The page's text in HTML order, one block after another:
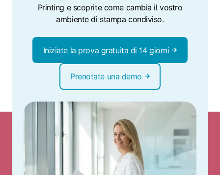
Printing e scoprite come cambia il vostro
ambiente di stampa condiviso.
Iniziate la prova gratuita di 14 giorni
Prenotate una demo